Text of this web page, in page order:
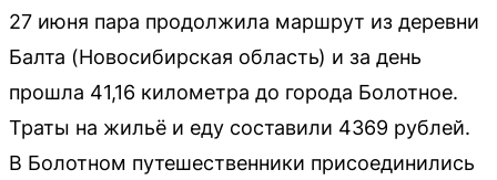
27 июня пара продолжила маршрут из деревни
Балта (Новосибирская область) и за день
прошла 41,16 километра до города Болотное.
Траты на жильё и еду составили 4369 рублей.
В Болотном путешественники присоединились